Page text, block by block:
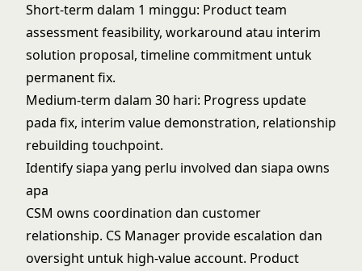
Short-term dalam 1 minggu: Product team
assessment feasibility, workaround atau interim
solution proposal, timeline commitment untuk
permanent fix.
Medium-term dalam 30 hari: Progress update
pada fix, interim value demonstration, relationship
rebuilding touchpoint.
Identify siapa yang perlu involved dan siapa owns
apa
CSM owns coordination dan customer
relationship. CS Manager provide escalation dan
oversight untuk high-value account. Product